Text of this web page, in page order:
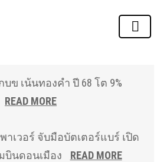
บข เน้นทองคำ ปี 68 โต 9%
READ MORE
พาเวอร์ จับมือบัตเตอร์แบร์ เปิด
บินดอนเมือง
READ MORE